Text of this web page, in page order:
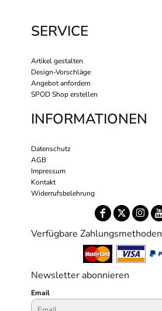
SERVICE
Artikel gestalten
Design-Vorschläge
Angebot anfordern
SPOD Shop erstellen
INFORMATIONEN
Datenschutz
AGB
Impressum
Kontakt
Widerrufsbelehrung
Verfügbare Zahlungsmethoden
Newsletter abonnieren
Email